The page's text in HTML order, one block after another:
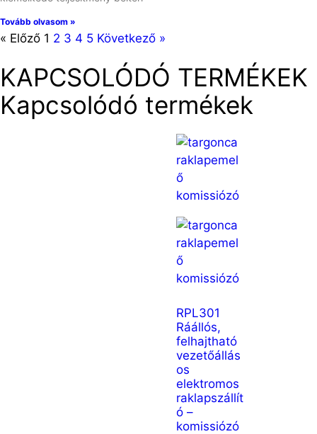
Tovább olvasom »
« Előző 1 2 3 4 5 Következő »
KAPCSOLÓDÓ TERMÉKEK
Kapcsolódó termékek
RPL301
Ráállós,
felhajtható
vezetőállás
os
elektromos
raklapszállít
ó –
komissiózó